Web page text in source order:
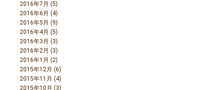
2016年7月 (5)
2016年6月 (4)
2016年5月 (9)
2016年4月 (5)
2016年3月 (3)
2016年2月 (3)
2016年1月 (2)
2015年12月 (6)
2015年11月 (4)
2015年10月 (3)